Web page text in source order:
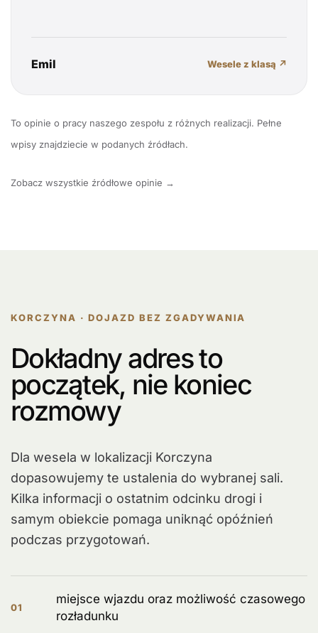
Emil Wesele z klasą ↗
To opinie o pracy naszego zespołu z różnych realizacji. Pełne
wpisy znajdziecie w podanych źródłach.
Zobacz wszystkie źródłowe opinie →
KORCZYNA · DOJAZD BEZ ZGADYWANIA
Dokładny adres to
początek, nie koniec
rozmowy
Dla wesela w lokalizacji Korczyna
dopasowujemy te ustalenia do wybranej sali.
Kilka informacji o ostatnim odcinku drogi i
samym obiekcie pomaga uniknąć opóźnień
podczas przygotowań.
01
miejsce wjazdu oraz możliwość czasowego
rozładunku